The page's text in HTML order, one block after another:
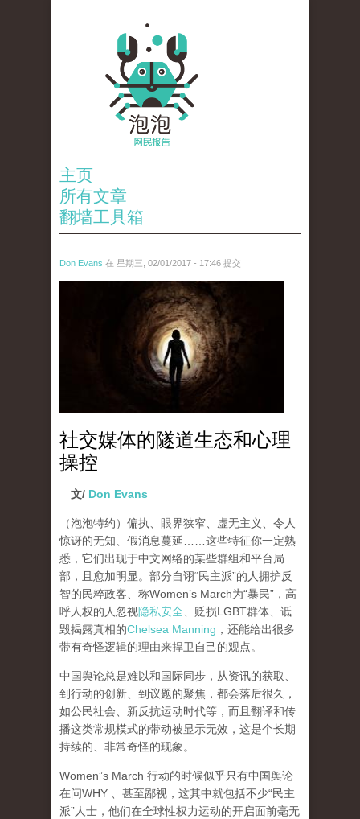
主页
所有文章
翻墙工具箱
Don Evans 在 星期三, 02/01/2017 - 17:46 提交
社交媒体的隧道生态和心理
操控
文/ Don Evans
（泡泡特约） 偏执、眼界狭窄、虚无主义、令人
惊讶的无知、假消息蔓延……这些特征你一定熟
悉，它们出现于中文网络的某些群组和平台局
部，且愈加明显。部分自诩“民主派”的人拥护反
智的民粹政客、称Women’s March为“暴民”，高
呼人权的人忽视隐私安全 、贬损LGBT群体、诋
毁揭露真相的Chelsea Manning ，还能给出很多
带有奇怪逻辑的理由来捍卫自己的观点。
中国舆论总是难以和国际同步，从资讯的获取、
到行动的创新、到议题的聚焦，都会落后很久，
如公民社会、新反抗运动时代等，而且翻译和传
播这类常规模式的带动被显示无效，这是个长期
持续的、非常奇怪的现象。
Women”s March 行动的时候似乎只有中国舆论
在问WHY 、甚至鄙视，这其中就包括不少“民主
派”人士，他们在全球性权力运动的开启面前毫无